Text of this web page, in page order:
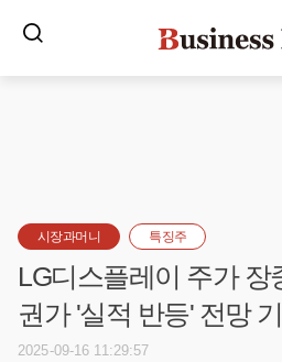
시장과머니 특징주
LG디스플레이 주가 장
권가 '실적 반등' 전망
2025-09-16 11:29:57